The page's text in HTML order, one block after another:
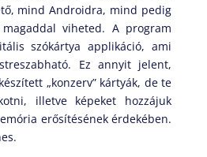
mind Androidra, mind pedig
viheted. A program
szókártya applikáció, ami
Ez annyit jelent,
„konzerv” kártyák, de te
illetve képeket hozzájuk
erősítésének érdekében.